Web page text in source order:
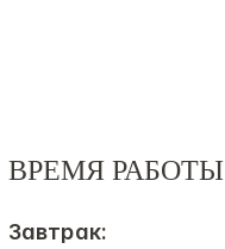
ВРЕМЯ РАБОТЫ
Завтрак: